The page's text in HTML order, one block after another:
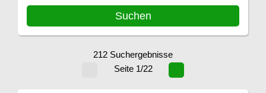
212 Suchergebnisse
Seite 1/22